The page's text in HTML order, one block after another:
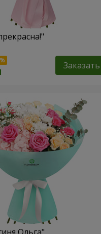
Заказать
Ольга"